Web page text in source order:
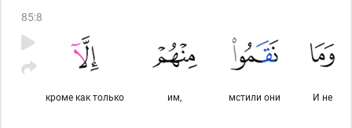
85:8
И не
мстили они
им,
кроме как только